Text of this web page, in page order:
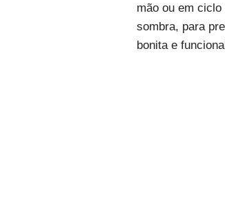
mão ou em
sombra, para
bonita e